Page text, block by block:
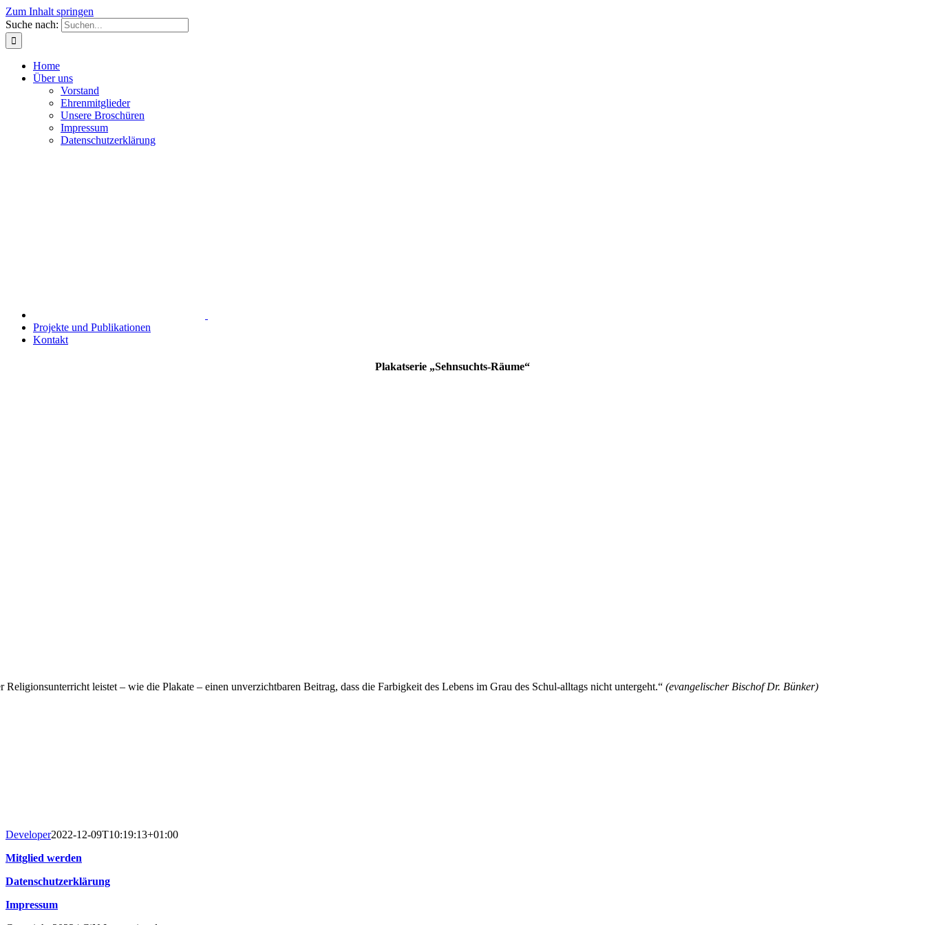
Zum Inhalt springen
Suche nach:
Home
Über uns
Vorstand
Ehrenmitglieder
Unsere Broschüren
Impressum
Datenschutzerklärung
Projekte und Publikationen
Kontakt
Plakatserie „Sehnsuchts-Räume“
Religionsunterricht leistet – wie die Plakate – einen unverzichtbaren Beitrag, dass die Farbigkeit des Lebens im Grau des Schul-alltags nicht untergeht.“ (evangelischer Bischof Dr. Bünker)
Developer2022-12-09T10:19:13+01:00
Mitglied werden
Datenschutzerklärung
Impressum